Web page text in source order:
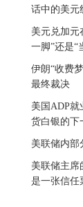
话中的美元
美元兑加元
一脚”还是“
伊朗“收费
最终裁决
美国ADP
货白银的下
美联储内部
美联储主席
是一张信任